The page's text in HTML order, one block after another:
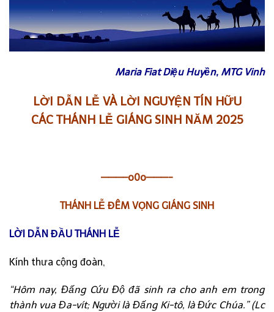
Maria Fiat Diệu Huyền, MTG Vinh
LỜI DẪN LỄ VÀ LỜI NGUYỆN TÍN HỮU
CÁC THÁNH LỄ GIÁNG SINH NĂM 2025
———–o0o———-
THÁNH LỄ ĐÊM VỌNG GIÁNG SINH
LỜI DẪN ĐẦU THÁNH LỄ
Kính thưa cộng đoàn,
“Hôm nay, Đấng Cứu Độ đã sinh ra cho anh em trong
thành vua Đa-vít; Người là Đấng Ki-tô, là Đức Chúa.” (Lc